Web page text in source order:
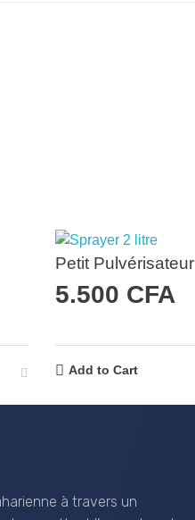
Petit Pulvérisateur
5.500 CFA
Add to Cart
à travers un